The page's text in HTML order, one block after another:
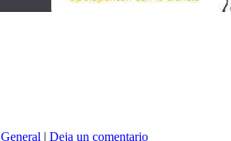
General | Deja un comentario